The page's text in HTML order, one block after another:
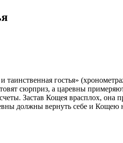
гостья»
сюрприз, а царевны
Застав Кощея врасплох,
должны вернуть себе и